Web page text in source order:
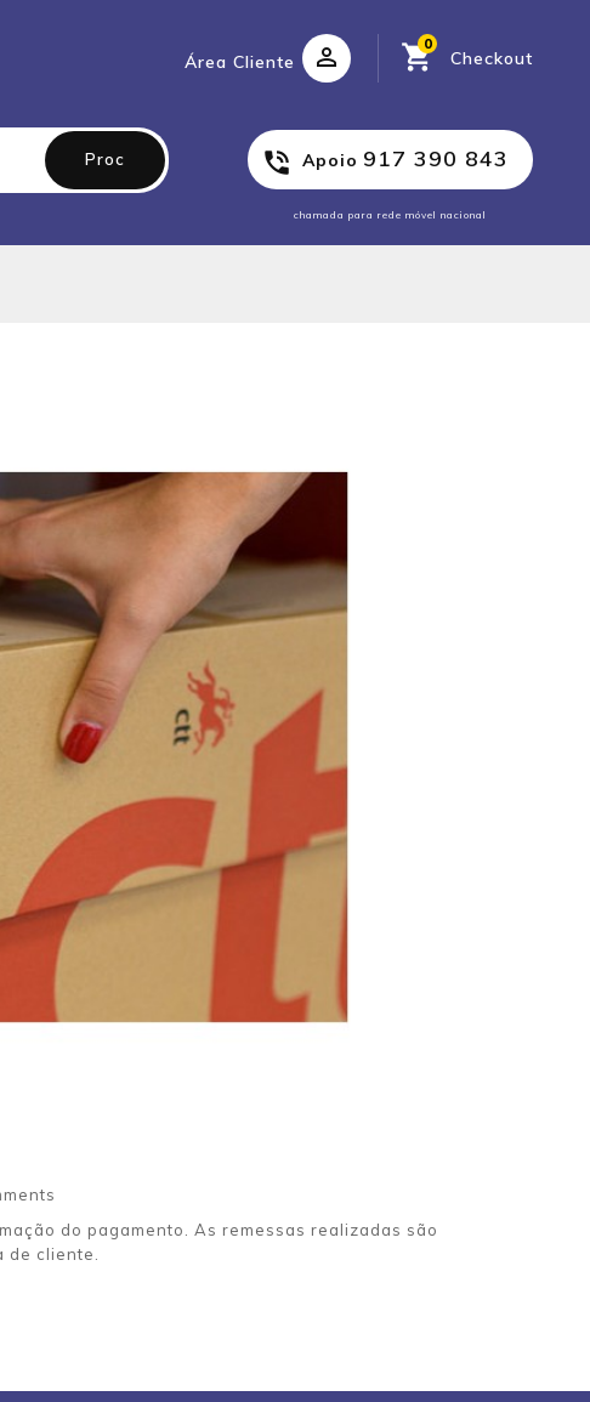
Checkout
0
Área Cliente
Apoio 917 390 843
chamada para rede móvel nacional
Proc
do pagamento. As remessas realizadas são
de cliente.